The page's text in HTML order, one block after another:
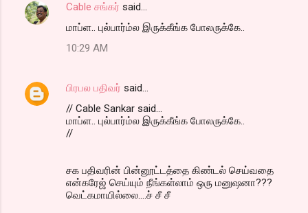
Cable சங்கர் said…
மாப்ள.. புல்பார்ம்ல இருக்கீங்க போலருக்கே..
10:29 AM
பிரபல பதிவர் said…
// Cable Sankar said...
மாப்ள.. புல்பார்ம்ல இருக்கீங்க போலருக்கே..
//
சக பதிவரின் பின்னூட்டத்தை கிண்டல் செய்வதை
என்கரேஜ் செய்யும் நீங்கள்லாம் ஒரு மனுஷனா???
வெட்கமாயில்லை....ச் சீ சீ